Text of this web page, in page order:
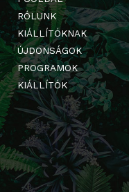
FŐOLDAL
RÓLUNK
KIÁLLÍTÓKNAK